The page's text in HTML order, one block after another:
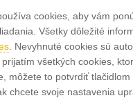
a zameriavame sa na
1994.
cookies, aby vám
Všetky dôležité
. Nevyhnuté cookies sú
všetkých cookies,
môžete to potvrdiť tlačidlom
chcete svoje nastavenia